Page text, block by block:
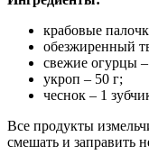
крабовые
обезжиренный
свежие огурцы
укроп – 50 г;
чеснок – 1
Все продукты
смешать и заправить